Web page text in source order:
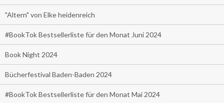
"Altern" von Elke heidenreich
#BookTok Bestsellerliste für den Monat Juni 2024
Book Night 2024
Bücherfestival Baden-Baden 2024
#BookTok Bestsellerliste für den Monat Mai 2024